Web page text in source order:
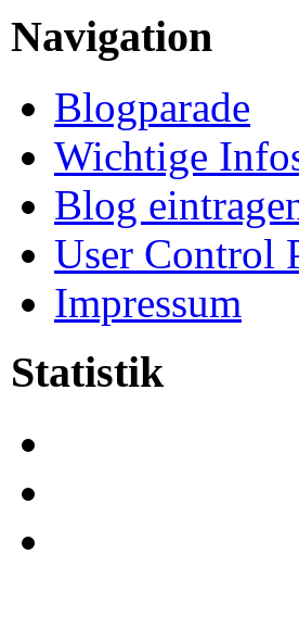
Navigation
Blogparade
Wichtige
Blog
User Control
Impressum
Statistik